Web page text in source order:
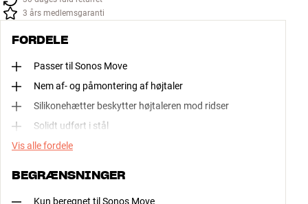
3 års medlemsgaranti
FORDELE
Passer til Sonos Move
Nem af- og påmontering af højtaler
Silikonehætter beskytter højtaleren mod ridser
Solidt udført i stål
Vis alle fordele
BEGRÆNSNINGER
Kun beregnet til Sonos Move